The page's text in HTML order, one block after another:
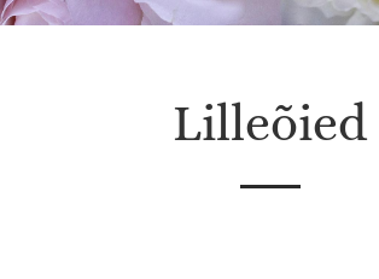
Lilleõied